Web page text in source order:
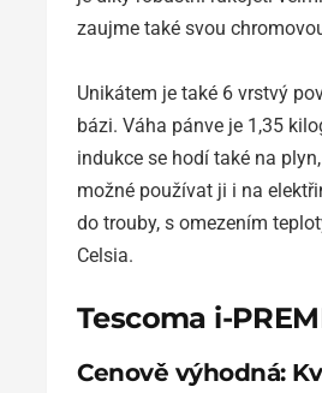
zaujme také svou
Unikátem je také 6 vrstvý
bázi. Váha pánve je 1,35
indukce se hodí také na
možné používat ji i na
do trouby, s omezením
Celsia.
Tescoma i-
Cenově výhodná: